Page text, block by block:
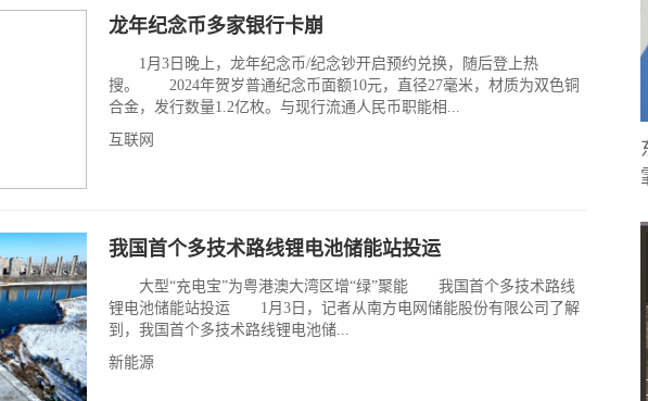
龙年纪念币多家银行卡崩
1月3日晚上，龙年纪念币/纪念钞开启预约兑换，随后登上热
搜。 2024年贺岁普通纪念币面额10元，直径27毫米，材质为双色铜
合金，发行数量1.2亿枚。与现行流通人民币职能相...
互联网
我国首个多技术路线锂电池储能站投运
大型“充电宝”为粤港澳大湾区增“绿”聚能 我国首个多技术路线
锂电池储能站投运 1月3日，记者从南方电网储能股份有限公司了解
到，我国首个多技术路线锂电池储...
新能源